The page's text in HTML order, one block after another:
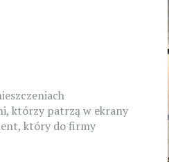
którzy patrzą w ekrany
który do firmy